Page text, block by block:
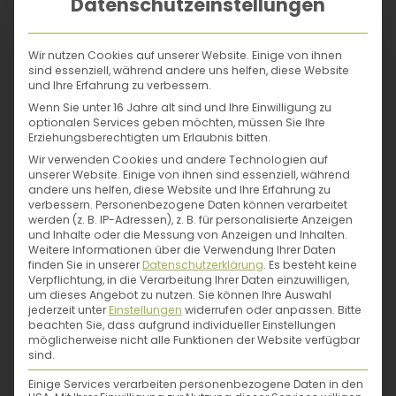
allem im Winter
etwas
Respektabstand
einhalten, sonst
bilden wir nämlich
aus Protest gar
keine Knollen,
sondern nur
oberirdisch
Stängel.“
Dafür bin ich zu
haben:„Für Partys,
Feste,
Kinderbrotdosen.
Wir nutzen Cookies auf unserer Website. Einige von ihnen
sind essenziell, während andere uns helfen, diese Website
und Ihre Erfahrung zu verbessern.
Wenn Sie unter 16 Jahre alt sind und Ihre Einwilligung zu
optionalen Services geben möchten, müssen Sie Ihre
Erziehungsberechtigten um Erlaubnis bitten.
Wir verwenden Cookies und andere Technologien auf
unserer Website. Einige von ihnen sind essenziell, während
andere uns helfen, diese Website und Ihre Erfahrung zu
verbessern. Personenbezogene Daten können verarbeitet
werden (z. B. IP-Adressen), z. B. für personalisierte Anzeigen
und Inhalte oder die Messung von Anzeigen und Inhalten.
Weitere Informationen über die Verwendung Ihrer Daten
finden Sie in unsererDatenschutzerklärung. Es besteht keine
Verpflichtung, in die Verarbeitung Ihrer Daten einzuwilligen,
um dieses Angebot zu nutzen. Sie können Ihre Auswahl
jederzeit unterEinstellungen widerrufen oder anpassen. Bitte
beachten Sie, dass aufgrund individueller Einstellungen
möglicherweise nicht alle Funktionen der Website verfügbar
sind.
Einige Services verarbeiten personenbezogene Daten in den